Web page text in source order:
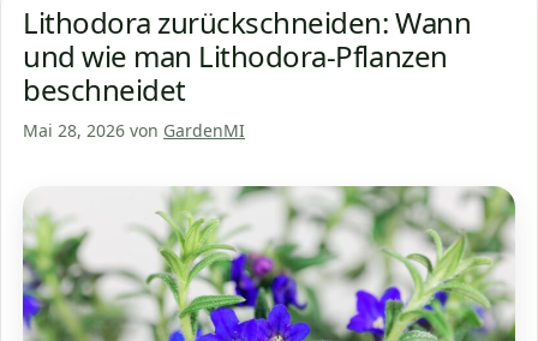
Lithodora zurückschneiden: Wann
und wie man Lithodora-Pflanzen
beschneidet
Mai 28, 2026 von GardenMI